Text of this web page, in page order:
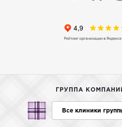
ГРУППА КОМПАНИЙ
Все клиники